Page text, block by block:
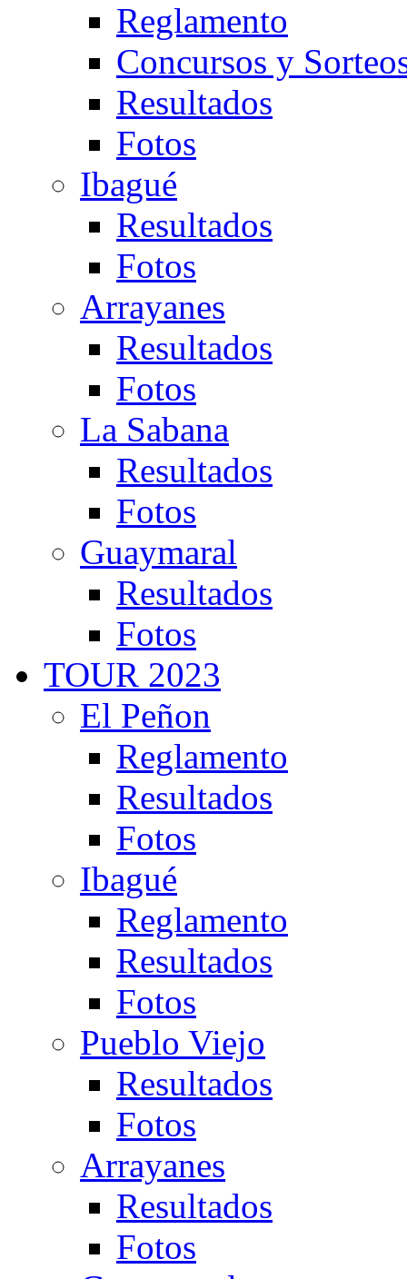
Reglamento
Concursos y
Resultados
Fotos
Ibagué
Resultados
Fotos
Arrayanes
Resultados
Fotos
La Sabana
Resultados
Fotos
Guaymaral
Resultados
Fotos
TOUR 2023
El Peñon
Reglamento
Resultados
Fotos
Ibagué
Reglamento
Resultados
Fotos
Pueblo Viejo
Resultados
Fotos
Arrayanes
Resultados
Fotos